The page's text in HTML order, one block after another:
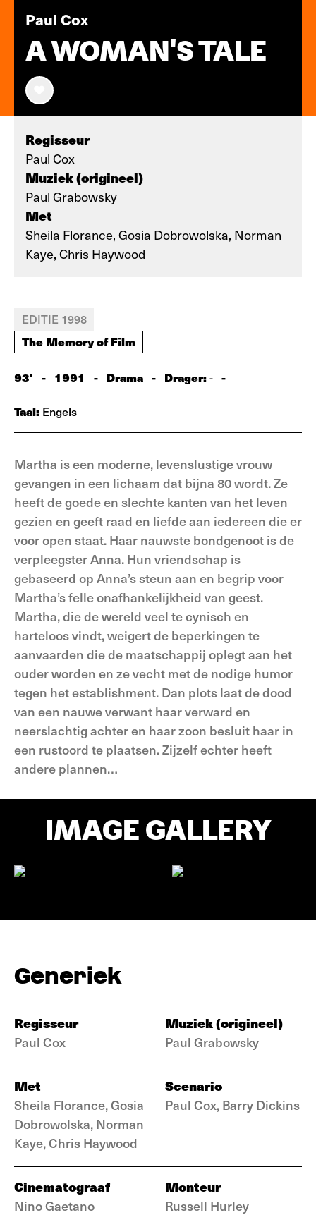
Paul Cox
A WOMAN'S TALE
Regisseur
Paul Cox
Muziek (origineel)
Paul Grabowsky
Met
Sheila Florance, Gosia Dobrowolska, Norman
Kaye, Chris Haywood
EDITIE 1998
The Memory of Film
93' - 1991 - Drama - Drager:- -
Taal: Engels
Martha is een moderne, levenslustige vrouw
gevangen in een lichaam dat bijna 80 wordt. Ze
heeft de goede en slechte kanten van het leven
gezien en geeft raad en liefde aan iedereen die er
voor open staat. Haar nauwste bondgenoot is de
verpleegster Anna. Hun vriendschap is
gebaseerd op Anna’s steun aan en begrip voor
Martha’s felle onafhankelijkheid van geest.
Martha, die de wereld veel te cynisch en
harteloos vindt, weigert de beperkingen te
aanvaarden die de maatschappij oplegt aan het
ouder worden en ze vecht met de nodige humor
tegen het establishment. Dan plots laat de dood
van een nauwe verwant haar verward en
neerslachtig achter en haar zoon besluit haar in
een rustoord te plaatsen. Zijzelf echter heeft
andere plannen…
IMAGE GALLERY
Generiek
Regisseur
Paul Cox
Muziek (origineel)
Paul Grabowsky
Met
Sheila Florance, Gosia
Dobrowolska, Norman
Kaye, Chris Haywood
Scenario
Paul Cox, Barry Dickins
Cinematograaf
Nino Gaetano
Monteur
Russell Hurley